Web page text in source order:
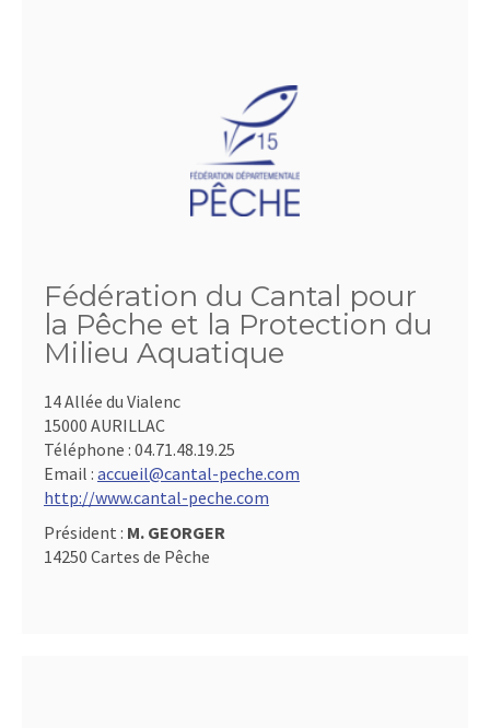
Fédération du Cantal pour
la Pêche et la Protection du
Milieu Aquatique
14 Allée du Vialenc
15000 AURILLAC
Téléphone : 04.71.48.19.25
Email : accueil@cantal-peche.com
http://www.cantal-peche.com
Président : M. GEORGER
14250 Cartes de Pêche